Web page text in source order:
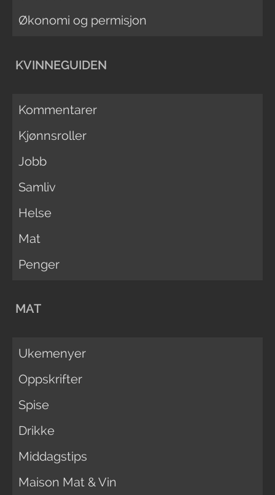
Økonomi og permisjon
KVINNEGUIDEN
Kommentarer
Kjønnsroller
Jobb
Samliv
Helse
Mat
Penger
MAT
Ukemenyer
Oppskrifter
Spise
Drikke
Middagstips
Maison Mat & Vin